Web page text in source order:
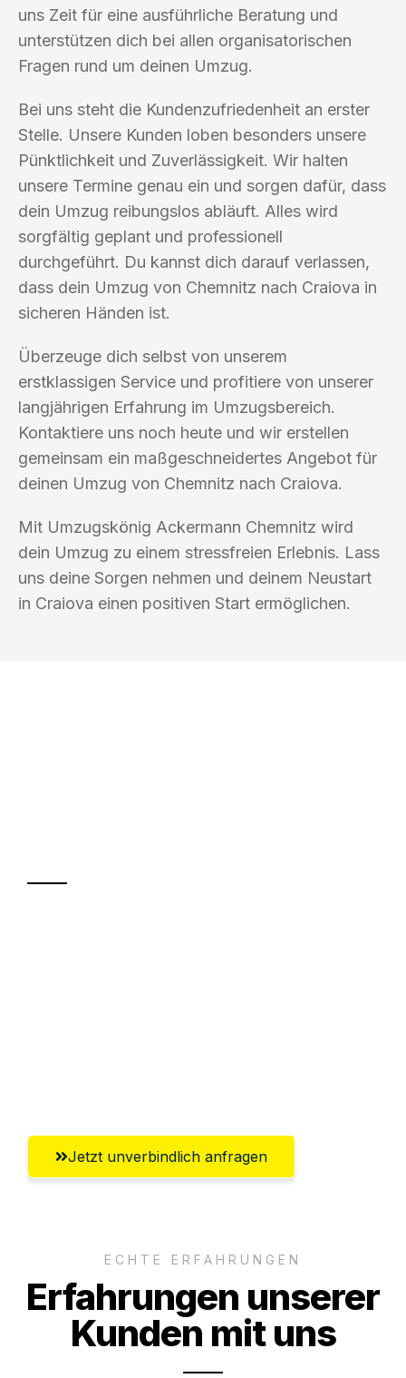
uns Zeit für eine ausführliche Beratung und
unterstützen dich bei allen organisatorischen
Fragen rund um deinen Umzug.
Bei uns steht die Kundenzufriedenheit an erster
Stelle. Unsere Kunden loben besonders unsere
Pünktlichkeit und Zuverlässigkeit. Wir halten
unsere Termine genau ein und sorgen dafür, dass
dein Umzug reibungslos abläuft. Alles wird
sorgfältig geplant und professionell
durchgeführt. Du kannst dich darauf verlassen,
dass dein Umzug von Chemnitz nach Craiova in
sicheren Händen ist.
Überzeuge dich selbst von unserem
erstklassigen Service und profitiere von unserer
langjährigen Erfahrung im Umzugsbereich.
Kontaktiere uns noch heute und wir erstellen
gemeinsam ein maßgeschneidertes Angebot für
deinen Umzug von Chemnitz nach Craiova.
Mit Umzugskönig Ackermann Chemnitz wird
dein Umzug zu einem stressfreien Erlebnis. Lass
uns deine Sorgen nehmen und deinem Neustart
in Craiova einen positiven Start ermöglichen.
Jetzt unverbindlich anfragen
ECHTE ERFAHRUNGEN
Erfahrungen unserer
Kunden mit uns